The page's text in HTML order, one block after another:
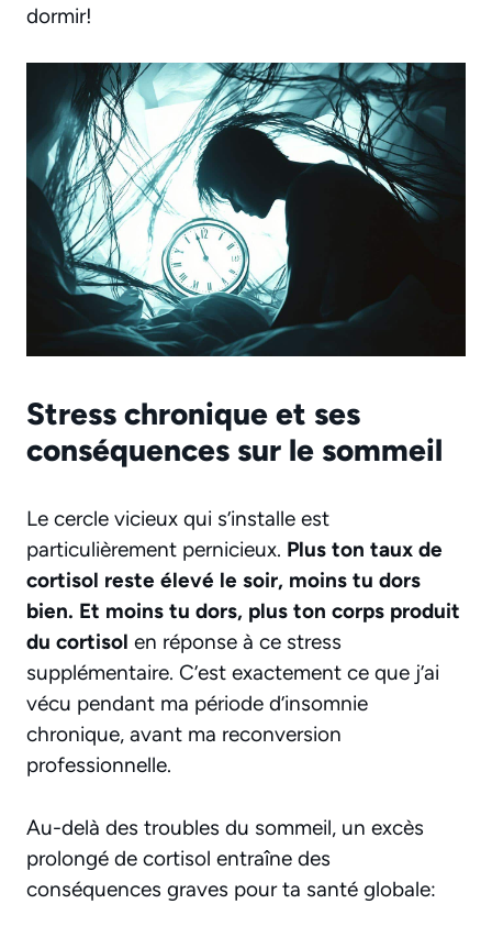
dormir!
Stress chronique et ses
conséquences sur le sommeil
Le cercle vicieux qui s’installe est
particulièrement pernicieux. Plus ton taux de
cortisol reste élevé le soir, moins tu dors
bien. Et moins tu dors, plus ton corps produit
du cortisol en réponse à ce stress
supplémentaire. C’est exactement ce que j’ai
vécu pendant ma période d’insomnie
chronique, avant ma reconversion
professionnelle.
Au-delà des troubles du sommeil, un excès
prolongé de cortisol entraîne des
conséquences graves pour ta santé globale: